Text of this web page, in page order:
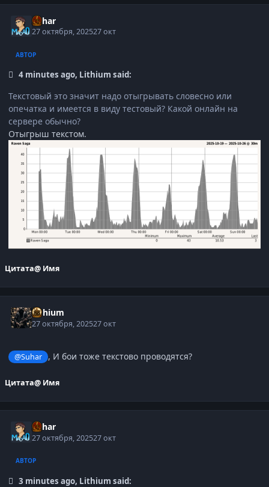
Suhar
27 октября, 202527 окт
АВТОР
4 minutes ago, Lithium said:
Текстовый это значит надо отыгрывать словесно или
опечатка и имеется в виду тестовый? Какой онлайн на
сервере обычно?
Отыгрыш текстом.
Цитата@ Имя
Lithium
27 октября, 202527 окт
@Suhar , И бои тоже текстово проводятся?
Цитата@ Имя
Suhar
27 октября, 202527 окт
АВТОР
3 minutes ago, Lithium said: